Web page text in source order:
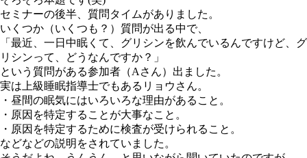
セミナーの後半、質問タイムがありました。
いくつか（いくつも？）質問が出る中で、
「最近、一日中眠くて、グリシンを飲んでいるんですけど、グ
リシンって、どうなんですか？」
という質問がある参加者（Aさん）出ました。
実は上級睡眠指導士でもあるリョウさん。
・昼間の眠気にはいろいろな理由があること。
・原因を特定することが大事なこと。
・原因を特定するために検査が受けられること。
などなどの説明をされていました。